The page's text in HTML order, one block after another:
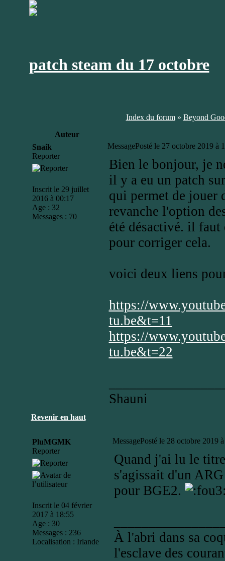
patch steam du 17 octobre
Index du forum» Beyond
Auteur
Snaik
Reporter
Inscrit le 29 juillet
2016 à 00:17
Age : 32
Messages : 70
MessagePosté le 27 octobre 2019 à
Bien le bonjour, je
il y a eu un patch
qui permet de jouer
revanche l'option
été désactivé. il faut
pour corriger cela.
voici deux liens
https://
tu.be&t=11
https://
tu.be&t=22
Shauni
Revenir en haut
PluMGMK
Reporter
Inscrit le 04 février
2017 à 18:55
Age : 30
Messages : 236
Localisation : Irlande
MessagePosté le 28 octobre 2019
Quand j'ai lu le
s'agissait d'un
pour BGE2.
À l'abri dans sa
l'esclave des